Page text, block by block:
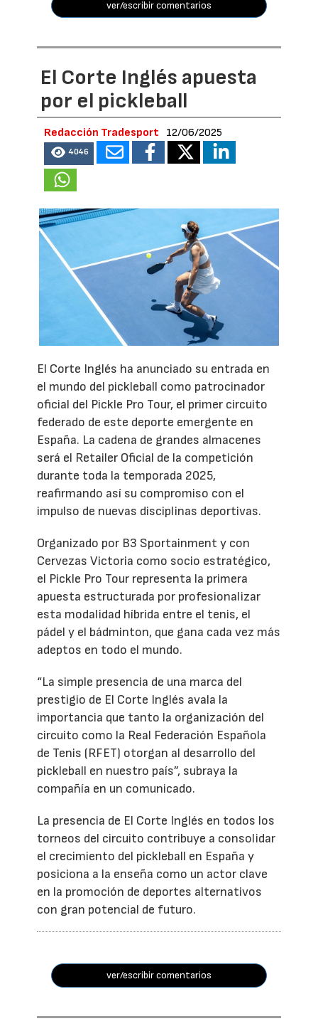
ver/escribir comentarios
El Corte Inglés apuesta
por el pickleball
Redacción Tradesport 12/06/2025
4046
El Corte Inglés ha anunciado su entrada en
el mundo del pickleball como patrocinador
oficial del Pickle Pro Tour, el primer circuito
federado de este deporte emergente en
España. La cadena de grandes almacenes
será el Retailer Oficial de la competición
durante toda la temporada 2025,
reafirmando así su compromiso con el
impulso de nuevas disciplinas deportivas.
Organizado por B3 Sportainment y con
Cervezas Victoria como socio estratégico,
el Pickle Pro Tour representa la primera
apuesta estructurada por profesionalizar
esta modalidad híbrida entre el tenis, el
pádel y el bádminton, que gana cada vez más
adeptos en todo el mundo.
“La simple presencia de una marca del
prestigio de El Corte Inglés avala la
importancia que tanto la organización del
circuito como la Real Federación Española
de Tenis (RFET) otorgan al desarrollo del
pickleball en nuestro país”, subraya la
compañía en un comunicado.
La presencia de El Corte Inglés en todos los
torneos del circuito contribuye a consolidar
el crecimiento del pickleball en España y
posiciona a la enseña como un actor clave
en la promoción de deportes alternativos
con gran potencial de futuro.
ver/escribir comentarios